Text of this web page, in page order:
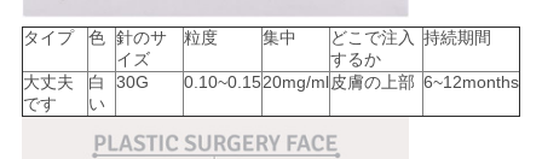
求
め
て
タイプ 色 針のサ
イズ
粒度 集中
どこで注入
するか
持続期間
大丈夫
です
白
い
30G 0.10~0.1520mg/ml皮膚の上部 6~12months